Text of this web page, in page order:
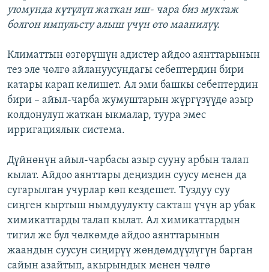
уюмунда күтүлүп жаткан иш- чара биз муктаж
болгон импульсту алыш үчүн өтө маанилүү.
Климаттын өзгөрүшүн адистер айдоо аянттарынын
тез эле чөлгө айлануусундагы себептердин бири
катары карап келишет. Ал эми башкы себептердин
бири – айыл-чарба жумуштарын жүргүзүүдө азыр
колдонулуп жаткан ыкмалар, туура эмес
ирригациялык система.
Дүйнөнүн айыл-чарбасы азыр сууну арбын талап
кылат. Айдоо аянттары деңиздин суусу менен да
сугарылган учурлар көп кездешет. Туздуу суу
сиңген кыртыш нымдуулукту сакташ үчүн ар убак
химикаттарды талап кылат. Ал химикаттардын
тигил же бул чөлкөмдө айдоо аянттарынын
жаандын суусун сиңирүү жөндөмдүүлүгүн барган
сайын азайтып, акырындык менен чөлгө